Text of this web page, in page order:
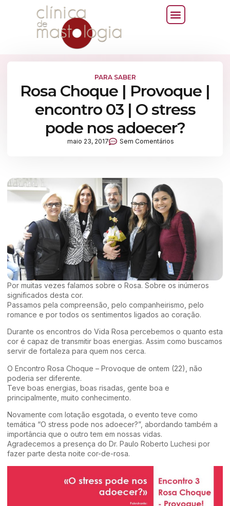
PARA SABER
Rosa Choque | Provoque |
encontro 03 | O stress
pode nos adoecer?
maio 23, 2017 Sem Comentários
Por muitas vezes falamos sobre o Rosa. Sobre os inúmeros
significados desta cor.
Passamos pela compreensão, pelo companheirismo, pelo
romance e por todos os sentimentos ligados ao coração.
Durante os encontros do Vida Rosa percebemos o quanto esta
cor é capaz de transmitir boas energias. Assim como buscamos
servir de fortaleza para quem nos cerca.
O Encontro Rosa Choque – Provoque de ontem (22), não
poderia ser diferente.
Teve boas energias, boas risadas, gente boa e
principalmente, muito conhecimento.
Novamente com lotação esgotada, o evento teve como
temática “O stress pode nos adoecer?”, abordando também a
importância que o outro tem em nossas vidas.
Agradecemos a presença do Dr. Paulo Roberto Luchesi por
fazer parte desta noite cor-de-rosa.